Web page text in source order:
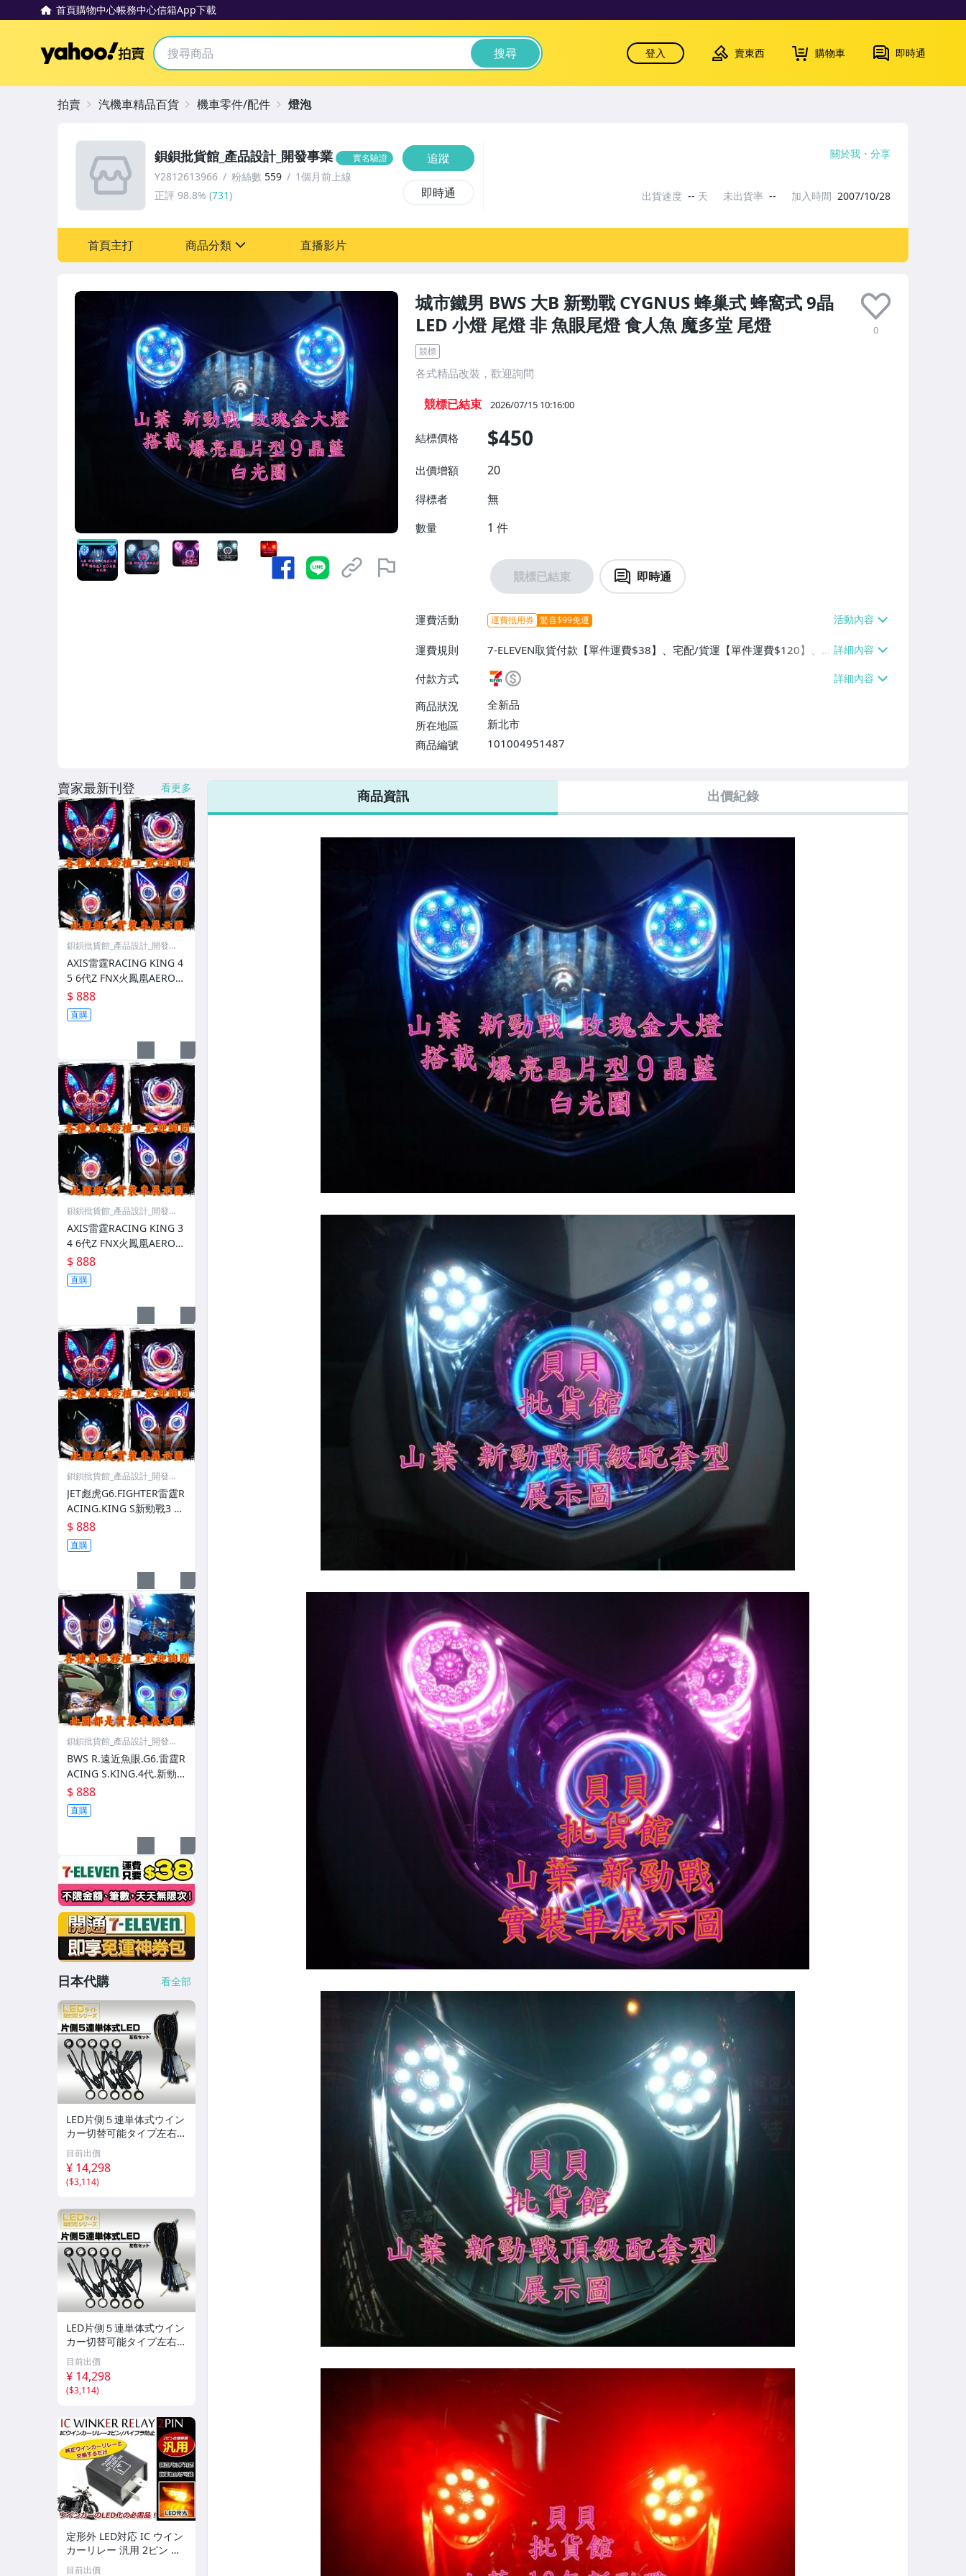
首頁購物中心帳務中心信箱App下載
Yahoo拍賣 搜尋 登入 賣東西 購物車 即時通
城市鐵男 BWS 大B 新勁戰 CYGNUS 蜂巢式 蜂窩式 9晶
LED 小燈 尾燈 非 魚眼尾燈 食人魚 魔多堂 尾燈
0
競標
各式精品改裝，歡迎詢問
競標已結束 2026/07/15 10:16:00
結標價格 $450
出價增額 20
得標者 無
數量 1 件
競標已結束 即時通
運費活動 運費抵用券 驚喜$99免運
運費規則
7-ELEVEN取貨付款【單件運費$38】、宅配/貨運【單件運費$120】、
面交/自取/不寄送【免運費】
付款方式
商品狀況
全新品
所在地區
新北市
商品編號
101004951487
7-ELEVEN 運費只要38元
鋇鋇批貨館_產品設計_開發事業 實名驗證
Y2812613966 粉絲數 559
1個月前上線
正評 98.8% (731)
追蹤
即時通
關於我 分享
出貨速度 -- 天 未出貨率 -- 加入時間 2007/10/28
首頁主打 商品分類 直播影片
拍賣 汽機車精品百貨 機車零件/配件 燈泡
商品資訊 出價紀錄
賣家最新刊登 看更多
鋇鋇批貨館_產品設計_開發事
AXIS雷霆RACING KING 4
5 6代Z FNX火鳳凰AEROX
勁戰QBIX JET S G6 FIGHT
ER
$ 888
直購
鋇鋇批貨館_產品設計_開發事
AXIS雷霆RACING KING 3
4 6代Z FNX火鳳凰AEROX
勁戰QBIX JET S G6 FIGHT
ER
$ 888
直購
鋇鋇批貨館_產品設計_開發事
JET彪虎G6.FIGHTER雷霆R
ACING.KING S新勁戰3 4
6代LIMI JOG FS勁豪CYGN
US X
$ 888
直購
鋇鋇批貨館_產品設計_開發事
BWS R.遠近魚眼.G6.雷霆R
ACING S.KING.4代.新勁
戰CYGNUS X JETS.FIGHTE
R.FT
$ 888
直購
日本代購 看全部
LED片側５連単体式ウイン
カー切替可能タイプ左右セ
ット
目前出價
¥ 14,298
($3,114)
LED片側５連単体式ウイン
カー切替可能タイプ左右セ
ット
目前出價
¥ 14,298
($3,114)
定形外 LED対応 IC ウイン
カーリレー 汎用 2ピン ス
カッシュ モトコンポ
目前出價